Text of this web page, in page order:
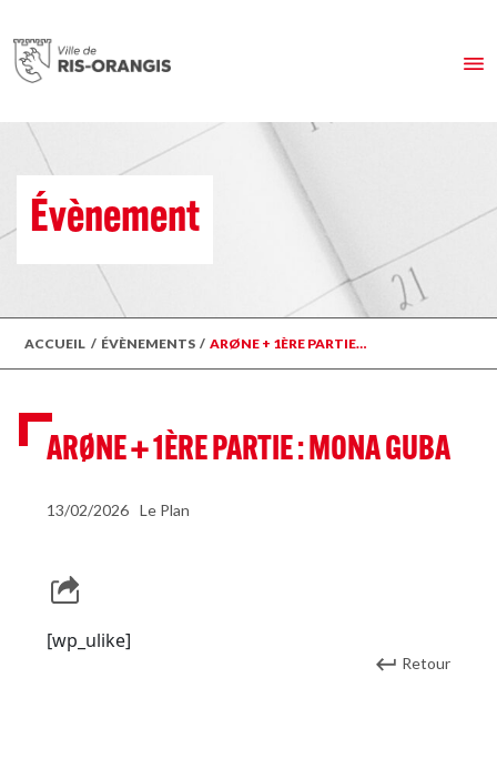
Évènement
ACCUEIL / ÉVÈNEMENTS / ARØNE + 1ÈRE PARTIE…
ARØNE + 1ÈRE PARTIE : MONA GUBA
13/02/2026 Le Plan
[wp_ulike]
Retour